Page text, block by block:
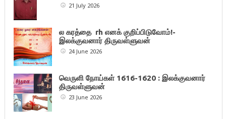
21 July 2026
ல கரத்தை rh எனக் குறிப்பிடுவோம்!-
இலக்குவனார் திருவள்ளுவன்
24 June 2026
வெருளி நோய்கள் 1616-1620 : இலக்குவனார்
திருவள்ளுவன்
23 June 2026